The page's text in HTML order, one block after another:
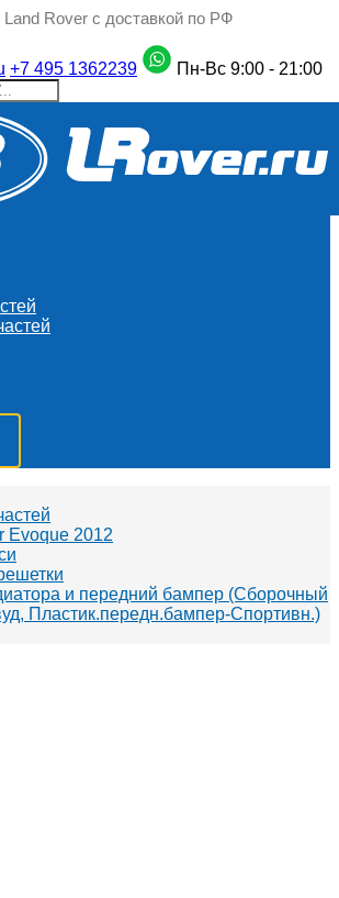
Land Rover с доставкой по РФ
+7 495 1362239 Пн-Вс 9:00 - 21:00
Evoque 2012
и передний бампер (Сборочный
Пластик.передн.бампер-Спортивн.)